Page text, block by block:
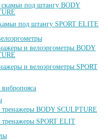
под штангу BODY
под штангу SPORT ELITE
и велоэргометры BODY
и велоэргометры SPORT
тренажеры BODY SCULPTURE
тренажеры SPORT ELIT